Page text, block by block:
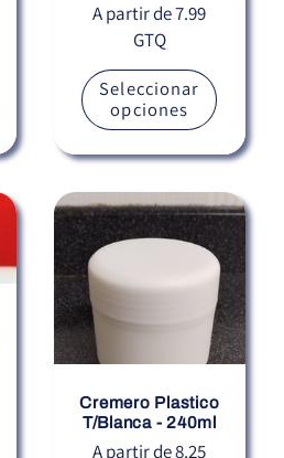
Precio
habitual
A partir de 7.99
GTQ
Seleccionar
opciones
Cremero Plastico
T/Blanca - 240ml
Precio
A partir de 8.25